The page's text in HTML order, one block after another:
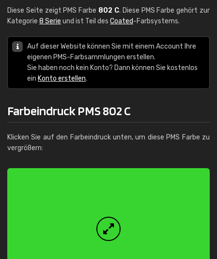
Diese Seite zeigt PMS Farbe 802 C. Diese PMS Farbe gehört zur
Kategorie 8 Serie und ist Teil des Coated-Farbsystems.
Auf dieser Website können Sie mit einem Account Ihre
eigenen PMS-Farbsammlungen erstellen.
Sie haben noch kein Konto? Dann können Sie kostenlos
ein Konto erstellen.
Farbeindruck PMS 802 C
Klicken Sie auf den Farbeindruck unten, um diese PMS Farbe zu
vergrößern: